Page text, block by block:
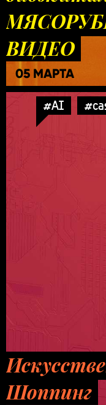
ВИДЕО
05 МАРТА
#AI
Шоппинг